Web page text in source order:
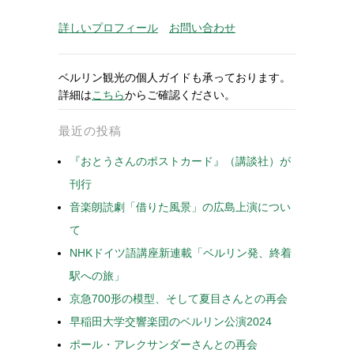
詳しいプロフィール お問い合わせ
ベルリン観光の個人ガイドも承っております。
詳細はこちらからご確認ください。
最近の投稿
『おとうさんのポストカード』（講談社）が
刊行
音楽朗読劇「借りた風景」の広島上演につい
て
NHKドイツ語講座新連載「ベルリン発、終着
駅への旅」
京急700形の模型、そして夏目さんとの再会
早稲田大学交響楽団のベルリン公演2024
ポール・アレクサンダーさんとの再会